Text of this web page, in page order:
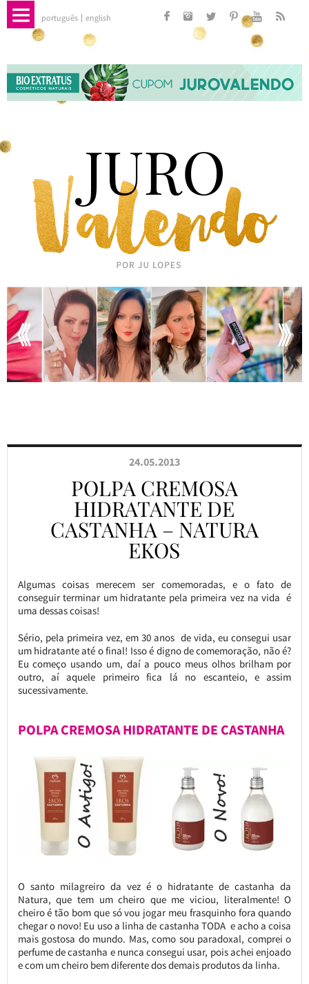
português english
24.05.2013
POLPA CREMOSA
HIDRATANTE DE
CASTANHA – NATURA
EKOS
Algumas coisas merecem ser comemoradas, e o fato de
conseguir terminar um hidratante pela primeira vez na vida é
uma dessas coisas!
Sério, pela primeira vez, em 30 anos de vida, eu consegui usar
um hidratante até o final! Isso é digno de comemoração, não é?
Eu começo usando um, daí a pouco meus olhos brilham por
outro, aí aquele primeiro fica lá no escanteio, e assim
sucessivamente.
POLPA CREMOSA HIDRATANTE DE CASTANHA
O santo milagreiro da vez é o hidratante de castanha da
Natura, que tem um cheiro que me viciou, literalmente! O
cheiro é tão bom que só vou jogar meu frasquinho fora quando
chegar o novo! Eu uso a linha de castanha TODA e acho a coisa
mais gostosa do mundo. Mas, como sou paradoxal, comprei o
perfume de castanha e nunca consegui usar, pois achei enjoado
e com um cheiro bem diferente dos demais produtos da linha.